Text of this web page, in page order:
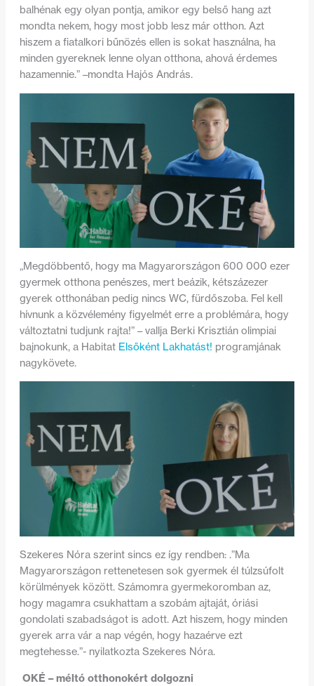
balhénak egy olyan pontja, amikor egy belső hang azt
mondta nekem, hogy most jobb lesz már otthon. Azt
hiszem a fiatalkori bűnözés ellen is sokat használna, ha
minden gyereknek lenne olyan otthona, ahová érdemes
hazamennie.” –mondta Hajós András.
„Megdöbbentő, hogy ma Magyarországon 600 000 ezer
gyermek otthona penészes, mert beázik, kétszázezer
gyerek otthonában pedig nincs WC, fürdőszoba. Fel kell
hívnunk a közvélemény figyelmét erre a problémára, hogy
változtatni tudjunk rajta!” – vallja Berki Krisztián olimpiai
bajnokunk, a HabitatElsőként Lakhatást! programjának
nagykövete.
Szekeres Nóra szerint sincs ez így rendben: .”Ma
Magyarországon rettenetesen sok gyermek él túlzsúfolt
körülmények között. Számomra gyermekoromban az,
hogy magamra csukhattam a szobám ajtaját, óriási
gondolati szabadságot is adott. Azt hiszem, hogy minden
gyerek arra vár a nap végén, hogy hazaérve ezt
megtehesse.”- nyilatkozta Szekeres Nóra.
OKÉ – méltó otthonokért dolgozni